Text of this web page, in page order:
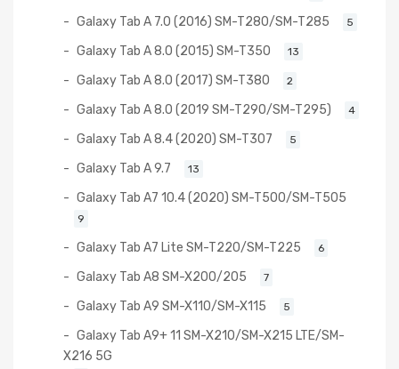
Galaxy Tab A 7.0 (2016) SM-T280/SM-T285 5
Galaxy Tab A 8.0 (2015) SM-T350 13
Galaxy Tab A 8.0 (2017) SM-T380 2
Galaxy Tab A 8.0 (2019 SM-T290/SM-T295) 4
Galaxy Tab A 8.4 (2020) SM-T307 5
Galaxy Tab A 9.7 13
Galaxy Tab A7 10.4 (2020) SM-T500/SM-T505
9
Galaxy Tab A7 Lite SM-T220/SM-T225 6
Galaxy Tab A8 SM-X200/205 7
Galaxy Tab A9 SM-X110/SM-X115 5
Galaxy Tab A9+ 11 SM-X210/SM-X215 LTE/SM-
X216 5G